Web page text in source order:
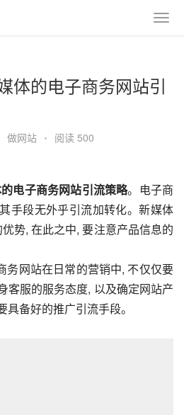
体的电子商务网站引
做网站 • 阅读 500
电子商务网站引流策略。电子商
手段无外乎引流加转化。新媒体
势, 在此之中, 要注意产品信息的
务网站在日常的营销中, 不仅仅要
客服的服务态度, 以及确定网站产
备好的推广引流手段。